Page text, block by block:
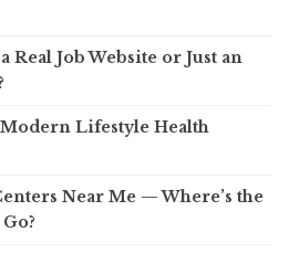
Real Job Website or Just an
Lifestyle Health
Near Me — Where’s the